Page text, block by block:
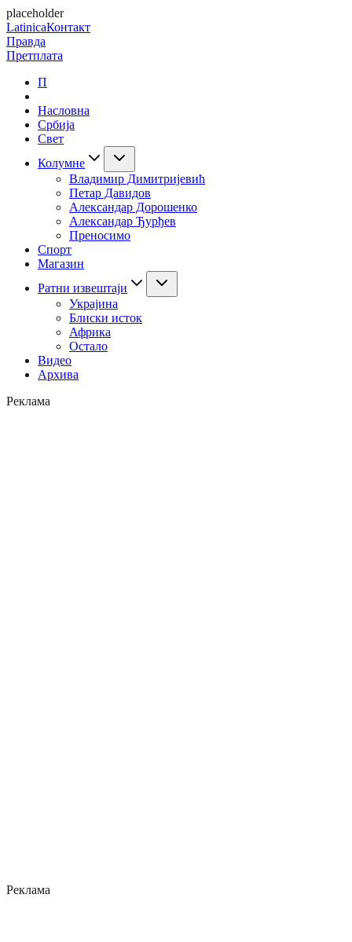
placeholder
LatinicaКонтакт
Правда
Претплата
П
Насловна
Србија
Свет
Колумне
Владимир Димитријевић
Петар Давидов
Александар Дорошенко
Александар Ђурђев
Преносимо
Спорт
Магазин
Ратни извештаји
Украјина
Блиски исток
Африка
Остало
Видео
Архива
Реклама
Реклама